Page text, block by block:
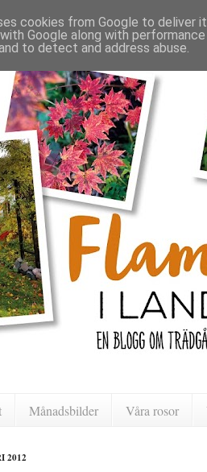
Månadsbilder Våra rosor
2012
cookies from Google to deliver
Google along with
to detect and address abuse.